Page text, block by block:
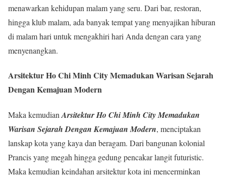
menawarkan kehidupan malam yang seru. Dari bar, restoran,
hingga klub malam, ada banyak tempat yang menyajikan hiburan
di malam hari untuk mengakhiri hari Anda dengan cara yang
menyenangkan.
Arsitektur Ho Chi Minh City Memadukan Warisan Sejarah
Dengan Kemajuan Modern
Maka kemudianArsitektur Ho Chi Minh City Memadukan
Warisan Sejarah Dengan Kemajuan Modern, menciptakan
lanskap kota yang kaya dan beragam. Dari bangunan kolonial
Prancis yang megah hingga gedung pencakar langit futuristic.
Maka kemudian keindahan arsitektur kota ini mencerminkan